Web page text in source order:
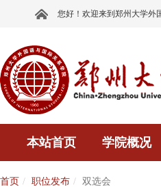
您好！欢迎来到郑州大学外
本站首页 学院概况
首页 职位发布 双选会